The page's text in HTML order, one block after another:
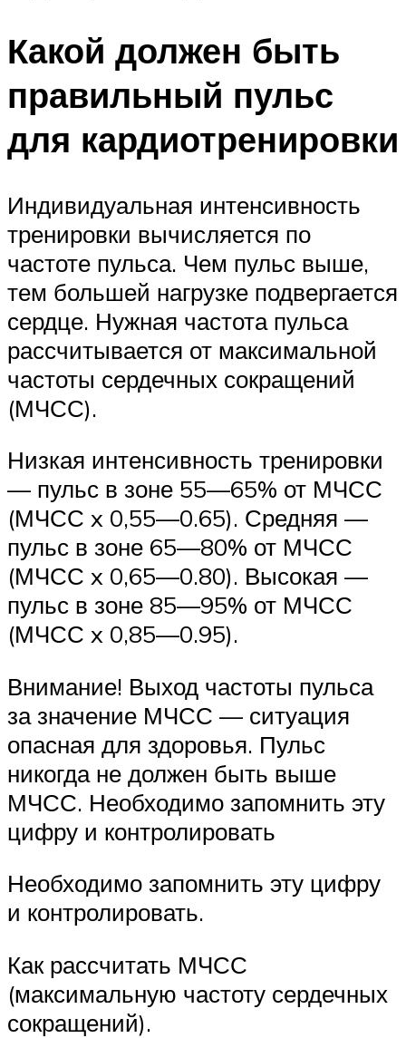
Какой должен быть
правильный пульс
для кардиотренировки
Индивидуальная интенсивность
тренировки вычисляется по
частоте пульса. Чем пульс выше,
тем большей нагрузке подвергается
сердце. Нужная частота пульса
рассчитывается от максимальной
частоты сердечных сокращений
(МЧСС).
Низкая интенсивность тренировки
— пульс в зоне 55—65% от МЧСС
(МЧСС x 0,55—0.65). Средняя —
пульс в зоне 65—80% от МЧСС
(МЧСС x 0,65—0.80). Высокая —
пульс в зоне 85—95% от МЧСС
(МЧСС x 0,85—0.95).
Внимание! Выход частоты пульса
за значение МЧСС — ситуация
опасная для здоровья. Пульс
никогда не должен быть выше
МЧСС. Необходимо запомнить эту
цифру и контролировать
Необходимо запомнить эту цифру
и контролировать.
Как рассчитать МЧСС
(максимальную частоту сердечных
сокращений).